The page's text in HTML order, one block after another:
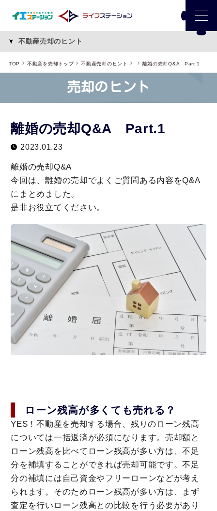
不動産売却のヒント
TOP 不動産を売却トップ 不動産売却のヒント 離婚の売却Q&A Part.1
売却のヒント
離婚の売却Q&A Part.1
2023.01.23
離婚の売却Q&A
今回は、離婚の売却でよくご質問ある内容をQ&A
にまとめました。
是非お役立てください。
ローン残高が多くても売れる？
YES！不動産を売却する場合、残りのローン残高
については一括返済が必須になります。売却額と
ローン残高を比べてローン残高が多い方は、不足
分を補填することができれば売却可能です。不足
分の補填には自己資金やフリーローンなどが考え
られます。そのためローン残高が多い方は、まず
査定を行いローン残高との比較を行う必要があり